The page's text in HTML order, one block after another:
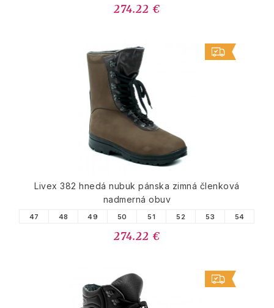
274.22 €
Livex 382 hnedá nubuk pánska zimná členková
nadmerná obuv
47 48 49 50 51 52 53 54
274.22 €